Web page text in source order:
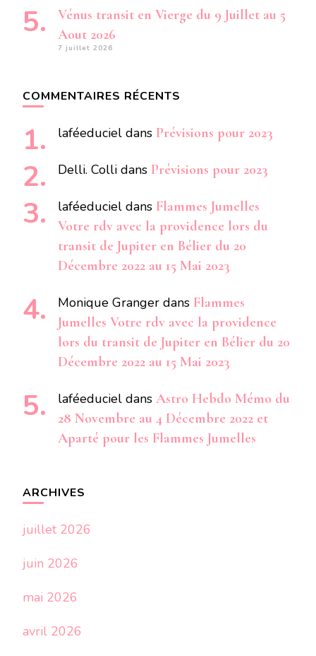
Vénus transit en Vierge du 9 Juillet au 5
Aout 2026
7 juillet 2026
COMMENTAIRES RÉCENTS
laféeduciel dans Prévisions pour 2023
Delli. Colli dans Prévisions pour 2023
laféeduciel dans Flammes Jumelles
Votre rdv avec la providence lors du
transit de Jupiter en Bélier du 20
Décembre 2022 au 15 Mai 2023
Monique Granger dans Flammes
Jumelles Votre rdv avec la providence
lors du transit de Jupiter en Bélier du 20
Décembre 2022 au 15 Mai 2023
laféeduciel dans Astro Hebdo Mémo du
28 Novembre au 4 Décembre 2022 et
Aparté pour les Flammes Jumelles
ARCHIVES
juillet 2026
juin 2026
mai 2026
avril 2026